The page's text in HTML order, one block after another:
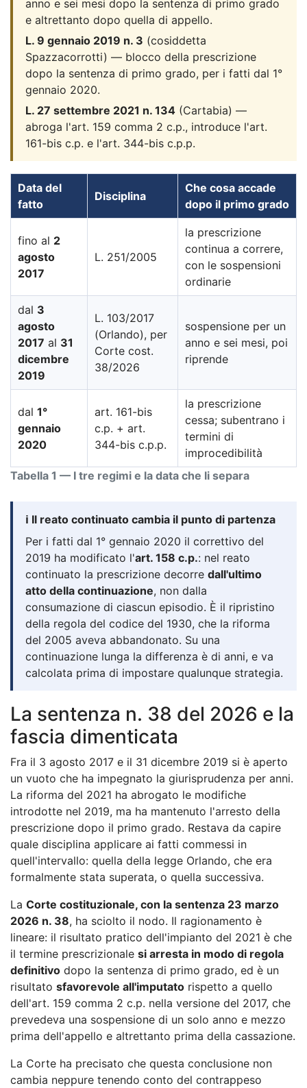
anno e sei mesi dopo la sentenza di primo grado
e altrettanto dopo quella di appello.
L. 9 gennaio 2019 n. 3 (cosiddetta
Spazzacorrotti) — blocco della prescrizione
dopo la sentenza di primo grado, per i fatti dal 1°
gennaio 2020.
L. 27 settembre 2021 n. 134 (Cartabia) —
abroga l'art. 159 comma 2 c.p., introduce l'art.
161-bis c.p. e l'art. 344-bis c.p.p.
Tabella 1 — I tre regimi e la data che li separa
Data del
fatto
Disciplina
Che cosa accade
dopo il primo grado
fino al 2
agosto
2017
L. 251/2005
la prescrizione
continua a correre,
con le sospensioni
ordinarie
dal 3
agosto
2017 al 31
dicembre
2019
L. 103/2017
(Orlando), per
Corte cost.
38/2026
sospensione per un
anno e sei mesi, poi
riprende
dal 1°
gennaio
2020
art. 161-bis
c.p. + art.
344-bis c.p.p.
la prescrizione
cessa; subentrano i
termini di
improcedibilità
ℹ️ Il reato continuato cambia il punto di partenza
Per i fatti dal 1° gennaio 2020 il correttivo del
2019 ha modificato l'art. 158 c.p.: nel reato
continuato la prescrizione decorre dall'ultimo
atto della continuazione, non dalla
consumazione di ciascun episodio. È il ripristino
della regola del codice del 1930, che la riforma
del 2005 aveva abbandonato. Su una
continuazione lunga la differenza è di anni, e va
calcolata prima di impostare qualunque strategia.
La sentenza n. 38 del 2026 e la
fascia dimenticata
Fra il 3 agosto 2017 e il 31 dicembre 2019 si è aperto
un vuoto che ha impegnato la giurisprudenza per anni.
La riforma del 2021 ha abrogato le modifiche
introdotte nel 2019, ma ha mantenuto l'arresto della
prescrizione dopo il primo grado. Restava da capire
quale disciplina applicare ai fatti commessi in
quell'intervallo: quella della legge Orlando, che era
formalmente stata superata, o quella successiva.
La Corte costituzionale, con la sentenza 23 marzo
2026 n. 38, ha sciolto il nodo. Il ragionamento è
lineare: il risultato pratico dell'impianto del 2021 è che
il termine prescrizionale si arresta in modo di regola
definitivo dopo la sentenza di primo grado, ed è un
risultato sfavorevole all'imputato rispetto a quello
dell'art. 159 comma 2 c.p. nella versione del 2017, che
prevedeva una sospensione di un solo anno e mezzo
prima dell'appello e altrettanto prima della cassazione.
La Corte ha precisato che questa conclusione non
cambia neppure tenendo conto del contrappeso